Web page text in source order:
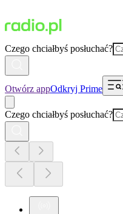
Czego chciałbyś posłuchać?
Otwórz appOdkryj Prime
Czego chciałbyś posłuchać?